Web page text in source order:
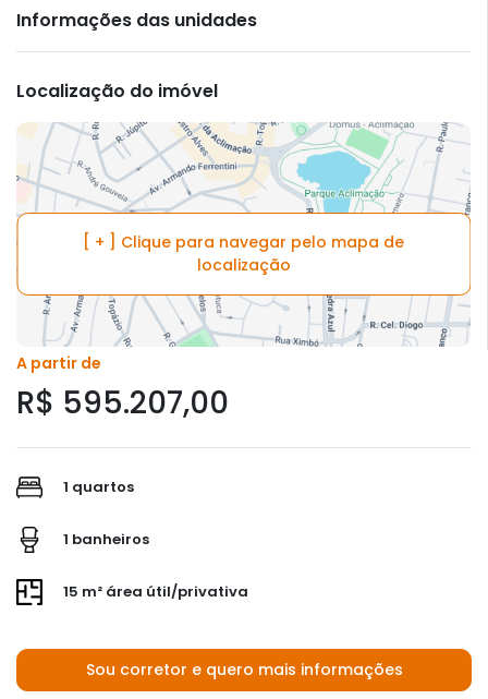
Informações das unidades
Localização do imóvel
[ + ] Clique para navegar pelo mapa de
localização
A partir de
R$ 595.207,00
1 quartos
1 banheiros
15 m² área útil/privativa
Sou corretor e quero mais informações